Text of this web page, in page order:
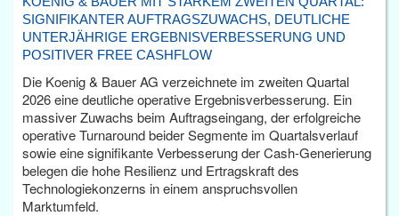
SIGNIFIKANTER AUFTRAGSZUWACHS, DEUTLICHE
UNTERJÄHRIGE ERGEBNISVERBESSERUNG UND
POSITIVER FREE CASHFLOW
Die Koenig & Bauer AG verzeichnete im zweiten Quartal
2026 eine deutliche operative Ergebnisverbesserung. Ein
massiver Zuwachs beim Auftragseingang, der erfolgreiche
operative Turnaround beider Segmente im Quartalsverlauf
sowie eine signifikante Verbesserung der Cash-Generierung
belegen die hohe Resilienz und Ertragskraft des
Technologiekonzerns in einem anspruchsvollen
Marktumfeld.